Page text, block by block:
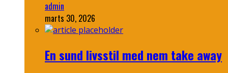
admin
marts 30, 2026
En sund livsstil med nem take away